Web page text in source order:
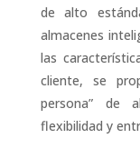
de alto
almacenes
las
cliente, se
persona” de
flexibilidad y